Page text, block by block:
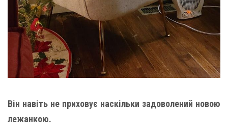
Він навіть не приховує наскільки задоволений новою
лежанкою.